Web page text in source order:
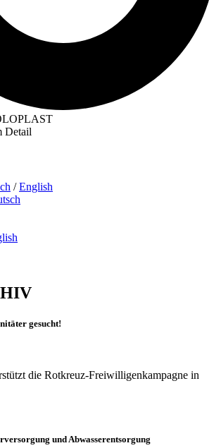
Detail
/English
gesucht!
die Rotkreuz-Freiwilligenkampagne in
und Abwasserentsorgung